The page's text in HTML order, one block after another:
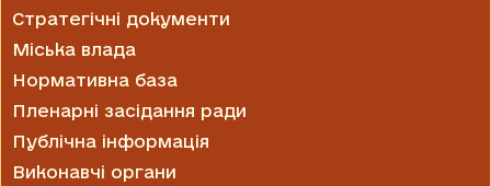
Стратегічні документи
Міська влада
Нормативна база
Пленарні засідання ради
Публічна інформація
Виконавчі органи